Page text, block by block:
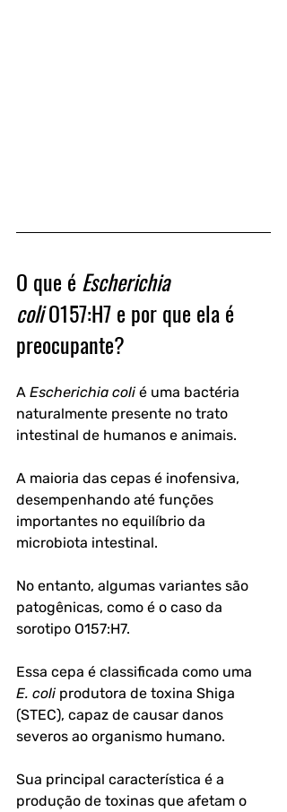
O que é Escherichia
coli O157:H7 e por que ela é
preocupante?
A Escherichia coli é uma bactéria
naturalmente presente no trato
intestinal de humanos e animais.
A maioria das cepas é inofensiva,
desempenhando até funções
importantes no equilíbrio da
microbiota intestinal.
No entanto, algumas variantes são
patogênicas, como é o caso da
sorotipo O157:H7.
Essa cepa é classificada como uma
E. coli produtora de toxina Shiga
(STEC), capaz de causar danos
severos ao organismo humano.
Sua principal característica é a
produção de toxinas que afetam o